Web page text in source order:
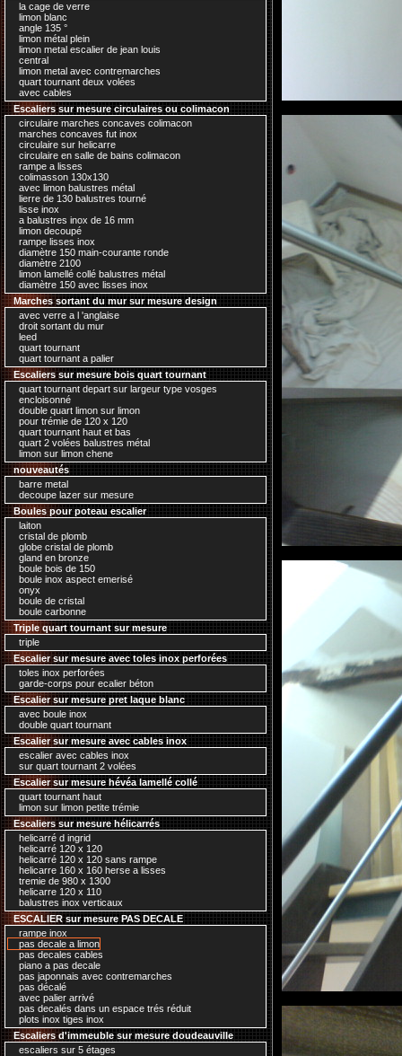
la cage de verre
limon blanc
angle 135 °
limon métal plein
limon metal escalier de jean louis
central
limon metal avec contremarches
quart tournant deux volées
avec cables
Escaliers sur mesure circulaires ou colimacon
circulaire marches concaves colimacon
marches concaves fut inox
circulaire sur helicarre
circulaire en salle de bains colimacon
rampe a lisses
colimasson 130x130
avec limon balustres métal
lierre de 130 balustres tourné
lisse inox
a balustres inox de 16 mm
limon decoupé
rampe lisses inox
diamètre 150 main-courante ronde
diamètre 2100
limon lamellé collé balustres métal
diamètre 150 avec lisses inox
Marches sortant du mur sur mesure design
avec verre a l 'anglaise
droit sortant du mur
leed
quart tournant
quart tournant a palier
Escaliers sur mesure bois quart tournant
quart tournant depart sur largeur type vosges
encloisonné
double quart limon sur limon
pour trémie de 120 x 120
quart tournant haut et bas
quart 2 volées balustres métal
limon sur limon chene
nouveautés
barre metal
decoupe lazer sur mesure
Boules pour poteau escalier
laiton
cristal de plomb
globe cristal de plomb
gland en bronze
boule bois de 150
boule inox aspect emerisé
onyx
boule de cristal
boule carbonne
Triple quart tournant sur mesure
triple
Escalier sur mesure avec toles inox perforées
toles inox perforées
garde-corps pour ecalier béton
Escalier sur mesure pret laque blanc
avec boule inox
double quart tournant
Escalier sur mesure avec cables inox
escalier avec cables inox
sur quart tournant 2 volées
Escalier sur mesure hévéa lamellé collé
quart tournant haut
limon sur limon petite trémie
Escaliers sur mesure hélicarrés
helicarré d ingrid
helicarré 120 x 120
helicarré 120 x 120 sans rampe
helicarre 160 x 160 herse a lisses
tremie de 980 x 1300
helicarre 120 x 110
balustres inox verticaux
ESCALIER sur mesure PAS DECALE
rampe inox
pas decale a limon
pas decales cables
piano a pas decale
pas japonnais avec contremarches
pas décalé
avec palier arrivé
pas decalés dans un espace trés réduit
plots inox tiges inox
Escaliers d'immeuble sur mesure doudeauville
escaliers sur 5 étages